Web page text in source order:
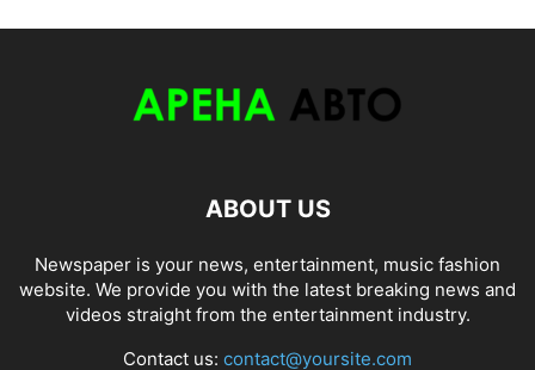
ABOUT US
Newspaper is your news, entertainment, music fashion
website. We provide you with the latest breaking news and
videos straight from the entertainment industry.
Contact us: contact@yoursite.com